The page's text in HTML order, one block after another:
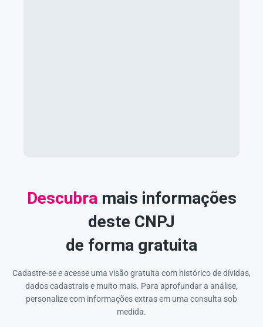
Descubra mais informações
deste CNPJ
de forma gratuita
Cadastre-se e acesse uma visão gratuita com histórico de dívidas,
dados cadastrais e muito mais. Para aprofundar a análise,
personalize com informações extras em uma consulta sob
medida.